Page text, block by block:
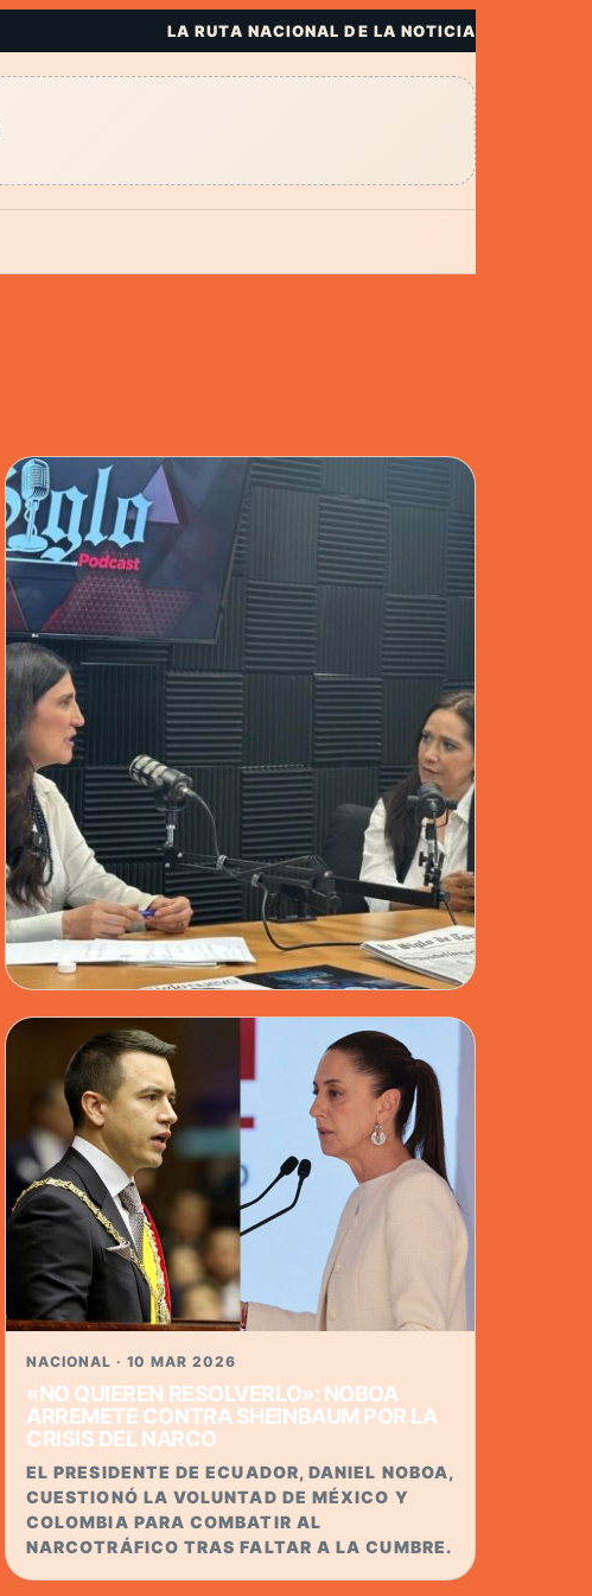
LA RUTA NACIONAL DE LA NOTICIA
CÁMARA DE DIPUTADOS · 02 JUN 2026
KENIA LÓPEZ PIDE COOPERACIÓN CON
ESTADOS UNIDOS CONTRA
NARCOTRÁFICO
LA DIPUTADA LLAMÓ A PRIORIZAR
ACUERDOS DE SEGURIDAD Y EVITAR UNA
CONFRONTACIÓN CON ESTADOS UNIDOS.
NACIONAL · 10 MAR 2026
«NO QUIEREN RESOLVERLO»: NOBOA
ARREMETE CONTRA SHEINBAUM POR LA
CRISIS DEL NARCO
EL PRESIDENTE DE ECUADOR, DANIEL NOBOA,
CUESTIONÓ LA VOLUNTAD DE MÉXICO Y
COLOMBIA PARA COMBATIR AL
NARCOTRÁFICO TRAS FALTAR A LA CUMBRE.